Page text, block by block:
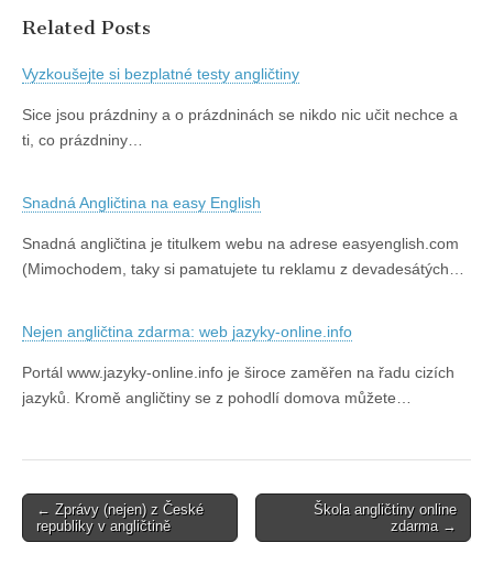
Related Posts
Vyzkoušejte si bezplatné testy angličtiny
Sice jsou prázdniny a o prázdninách se nikdo nic učit nechce a
ti, co prázdniny…
Snadná Angličtina na easy English
Snadná angličtina je titulkem webu na adrese easyenglish.com
(Mimochodem, taky si pamatujete tu reklamu z devadesátých…
Nejen angličtina zdarma: web jazyky-online.info
Portál www.jazyky-online.info je široce zaměřen na řadu cizích
jazyků. Kromě angličtiny se z pohodlí domova můžete…
Post
navigation
← Zprávy (nejen) z České
republiky v angličtině
Škola angličtiny online
zdarma →